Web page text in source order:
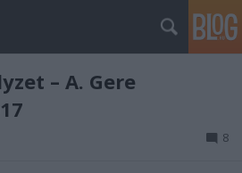
– A. Gere
8